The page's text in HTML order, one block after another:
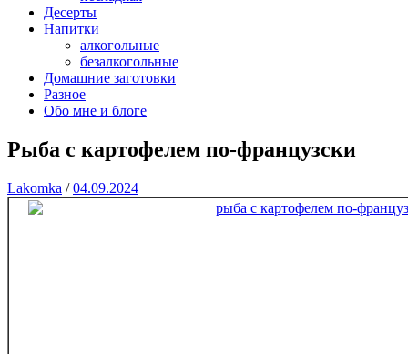
Десерты
Напитки
алкогольные
безалкогольные
Домашние заготовки
Разное
Обо мне и блоге
Рыба с картофелем по-французски
Lakomka /04.09.2024